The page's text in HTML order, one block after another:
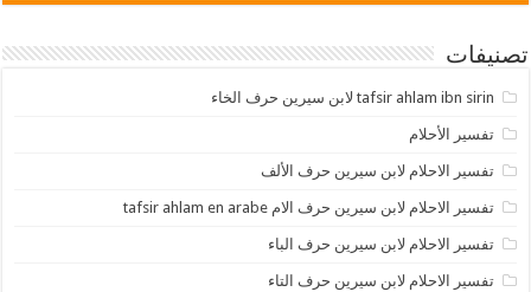
تصنيفات
tafsir ahlam ibn sirin لابن سيرين حرف الخاء
تفسير الأحلام
تفسير الاحلام لابن سيرين حرف الألف
تفسير الاحلام لابن سيرين حرف الام tafsir ahlam en arabe
تفسير الاحلام لابن سيرين حرف الباء
تفسير الاحلام لابن سيرين حرف التاء